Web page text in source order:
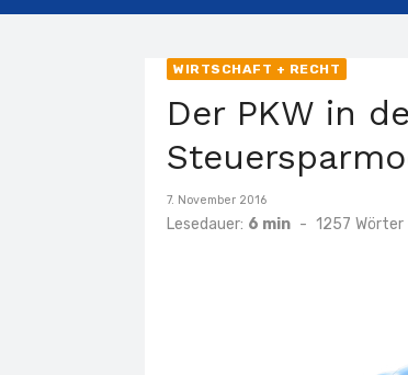
WIRTSCHAFT + RECHT
Der PKW in
Veröffentlicht
am
7. November 2016
Lesedauer: 6 min - 1257 Wörter